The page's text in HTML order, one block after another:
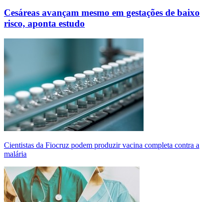
Cesáreas avançam mesmo em gestações de baixo
risco, aponta estudo
Cientistas da Fiocruz podem produzir vacina completa contra a
malária